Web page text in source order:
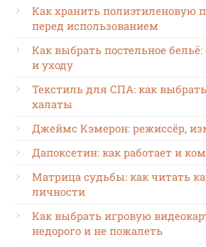
Как хранить полиэтиленовую
перед использованием
Как выбрать постельное
и уходу
Текстиль для СПА: как
халаты
Джеймс Кэмерон: режиссёр,
Дапоксетин: как работает и
Матрица судьбы: как читать
личности
Как выбрать игровую
недорого и не пожалеть